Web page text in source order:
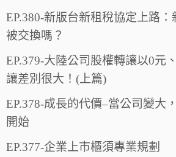
EP.380-新版台新租稅協定上路
被交換嗎？
EP.379-大陸公司股權轉讓以0元
讓差別很大！(上篇)
EP.378-成長的代價–當公司變大
開始
EP.377-企業上市櫃須專業規劃